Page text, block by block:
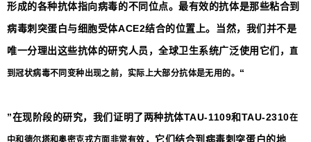
形成的各种抗体指向病毒的不同位点。最有效的抗体是那些粘合到
病毒刺突蛋白与细胞受体ACE2结合的位置上。当然，我们并不是
唯一分理出这些抗体的研究人员，全球卫生系统广泛使用它们，直
到冠状病毒不同变种出现之前，实际上大部分抗体是无用的。 “
”在现阶段的研究，我们证明了两种抗体TAU-1109和TAU-2310在
，它们结合到病毒刺突蛋白的地